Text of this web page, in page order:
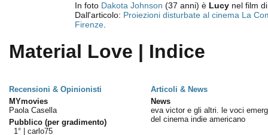
In foto Dakota Johnson (37 anni) è Lucynel film
Dall'articolo: Proiezioni disturbate al cinema La
Firenze.
Material Love | Indice
Recensioni & Opinionisti
Articoli & News
MYmovies
Paola Casella
Pubblico (per gradimento)
1° | carlo75
News
eva victor e gli altri. le voci
del cinema indie americano